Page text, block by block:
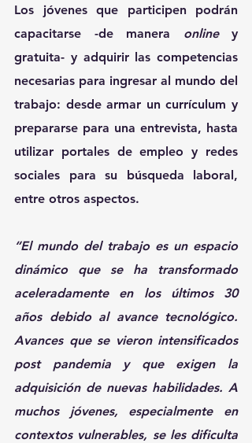
Los jóvenes que participen podrán
capacitarse -de manera online y
gratuita- y adquirir las competencias
necesarias para ingresar al mundo del
trabajo: desde armar un currículum y
prepararse para una entrevista, hasta
utilizar portales de empleo y redes
sociales para su búsqueda laboral,
entre otros aspectos.
“El mundo del trabajo es un espacio
dinámico que se ha transformado
aceleradamente en los últimos 30
años debido al avance tecnológico.
Avances que se vieron intensificados
post pandemia y que exigen la
adquisición de nuevas habilidades. A
muchos jóvenes, especialmente en
contextos vulnerables, se les dificulta